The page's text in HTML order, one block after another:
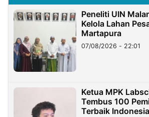
Peneliti UIN
Kelola Lahan
Martapura
07/08/2026 - 22:01
Ketua MPK
Tembus 100
Terbaik Indonesia